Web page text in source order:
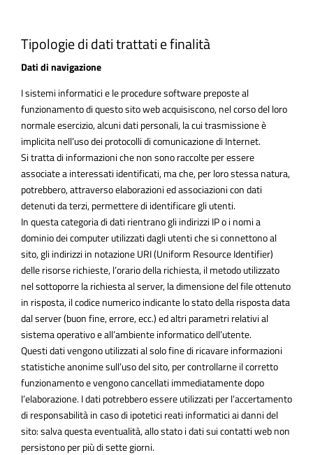
Tipologie di dati trattati e finalità
Dati di navigazione
I sistemi informatici e le procedure software preposte al
funzionamento di questo sito web acquisiscono, nel corso del loro
normale esercizio, alcuni dati personali, la cui trasmissione è
implicita nell’uso dei protocolli di comunicazione di Internet.
Si tratta di informazioni che non sono raccolte per essere
associate a interessati identificati, ma che, per loro stessa natura,
potrebbero, attraverso elaborazioni ed associazioni con dati
detenuti da terzi, permettere di identificare gli utenti.
In questa categoria di dati rientrano gli indirizzi IP o i nomi a
dominio dei computer utilizzati dagli utenti che si connettono al
sito, gli indirizzi in notazione URI (Uniform Resource Identifier)
delle risorse richieste, l’orario della richiesta, il metodo utilizzato
nel sottoporre la richiesta al server, la dimensione del file ottenuto
in risposta, il codice numerico indicante lo stato della risposta data
dal server (buon fine, errore, ecc.) ed altri parametri relativi al
sistema operativo e all’ambiente informatico dell’utente.
Questi dati vengono utilizzati al solo fine di ricavare informazioni
statistiche anonime sull’uso del sito, per controllarne il corretto
funzionamento e vengono cancellati immediatamente dopo
l’elaborazione. I dati potrebbero essere utilizzati per l’accertamento
di responsabilità in caso di ipotetici reati informatici ai danni del
sito: salva questa eventualità, allo stato i dati sui contatti web non
persistono per più di sette giorni.